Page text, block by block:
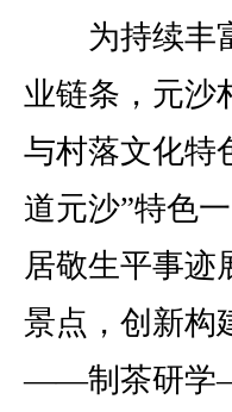
为持续丰富
业链条，元沙
与村落文化特
道元沙”特色
居敬生平事迹
景点，创新
——制茶研学